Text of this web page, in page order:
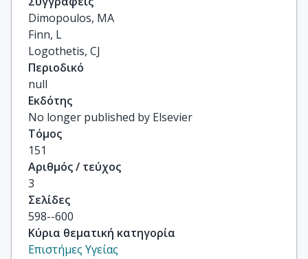
Dimopoulos, MA
Finn, L
Logothetis, CJ
Περιοδικό
null
Εκδότης
No longer published by Elsevier
Τόμος
151
Αριθμός / τεύχος
3
Σελίδες
598--600
Κύρια θεματική κατηγορία
Επιστήμες Υγείας